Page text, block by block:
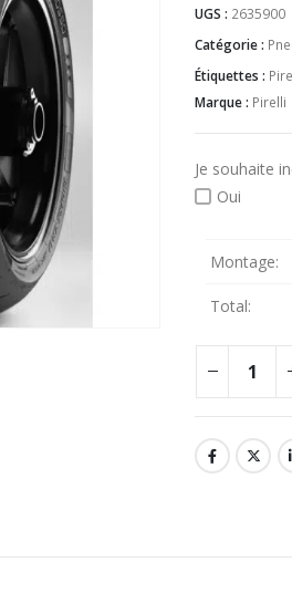
UGS : 2635900
Catégorie :
Étiquettes :
Marque : Pirelli
Je souhaite
Oui
Montage:
Total: